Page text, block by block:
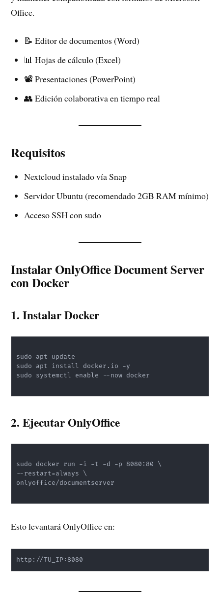
Office.
📝 Editor de documentos (Word)
📊 Hojas de cálculo (Excel)
📽️ Presentaciones (PowerPoint)
👥 Edición colaborativa en tiempo real
Requisitos
Nextcloud instalado vía Snap
Servidor Ubuntu (recomendado 2GB RAM mínimo)
Acceso SSH con sudo
Instalar OnlyOffice Document Server
con Docker
1. Instalar Docker
sudo apt update
sudo apt install docker.io -y
sudo systemctl enable --now docker
2. Ejecutar OnlyOffice
sudo docker run -i -t -d -p 8080:80 \
--restart=always \
onlyoffice/documentserver
Esto levantará OnlyOffice en:
http://TU_IP:8080